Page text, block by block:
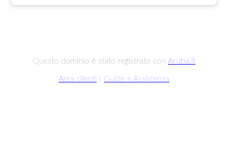
Questo dominio è stato registrato con Aruba.it
Area clienti Guide e Assistenza